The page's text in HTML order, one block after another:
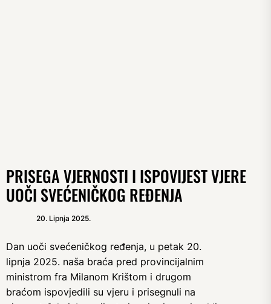
PRISEGA VJERNOSTI I ISPOVIJEST VJERE
UOČI SVEĆENIČKOG REĐENJA
20. Lipnja 2025.
Dan uoči svećeničkog ređenja, u petak 20.
lipnja 2025. naša braća pred provincijalnim
ministrom fra Milanom Krištom i drugom
braćom ispovjedili su vjeru i prisegnuli na